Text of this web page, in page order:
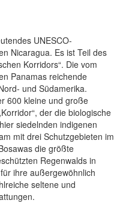
UNESCO-
Nicaragua. Es ist Teil des
Korridors“. Die vom
Panamas reichende
und Südamerika.
600 kleine und große
der die biologische
siedelnden indigenen
mit drei Schutzgebieten im
die größte
Regenwalds in
ihre außergewöhnlich
seltene und